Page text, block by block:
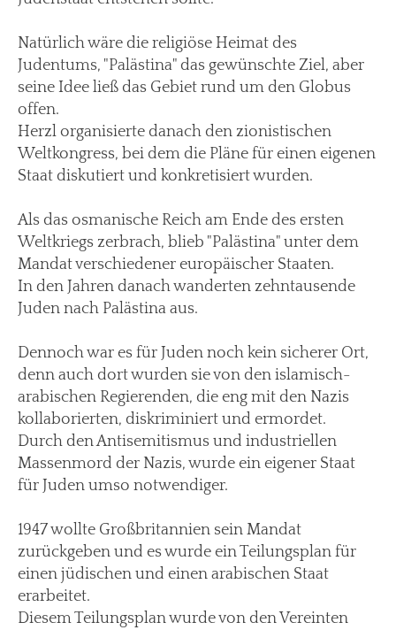
Natürlich wäre die religiöse Heimat des
Judentums, "Palästina" das gewünschte Ziel, aber
seine Idee ließ das Gebiet rund um den Globus
offen.
Herzl organisierte danach den zionistischen
Weltkongress, bei dem die Pläne für einen eigenen
Staat diskutiert und konkretisiert wurden.
Als das osmanische Reich am Ende des ersten
Weltkriegs zerbrach, blieb "Palästina" unter dem
Mandat verschiedener europäischer Staaten.
In den Jahren danach wanderten zehntausende
Juden nach Palästina aus.
Dennoch war es für Juden noch kein sicherer Ort,
denn auch dort wurden sie von den islamisch-
arabischen Regierenden, die eng mit den Nazis
kollaborierten, diskriminiert und ermordet.
Durch den Antisemitismus und industriellen
Massenmord der Nazis, wurde ein eigener Staat
für Juden umso notwendiger.
1947 wollte Großbritannien sein Mandat
zurückgeben und es wurde ein Teilungsplan für
einen jüdischen und einen arabischen Staat
erarbeitet.
Diesem Teilungsplan wurde von den Vereinten